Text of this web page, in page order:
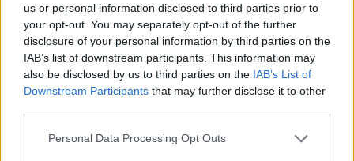
us or personal information disclosed to third parties prior to
your opt-out. You may separately opt-out of the further
disclosure of your personal information by third parties on the
IAB’s list of downstream participants. This information may
also be disclosed by us to third parties on the IAB’s List of
Downstream Participants that may further disclose it to other
Personal Data Processing Opt Outs
J'ai pris ce médicament pendant 1 mois. Ne voyant que
des effets négatifs j'ai stoppé le traitement car je pense
qu'au bout de 6 semaines j'en aurais été au même point.
Sevrage très difficile (tête qui tourne, insomnie) une
horreur alors que je prenais ce médicament depuis un
mois seulement. Un conseil ne prenez ce médicament
que si vous n'avez pas d'autres choix!